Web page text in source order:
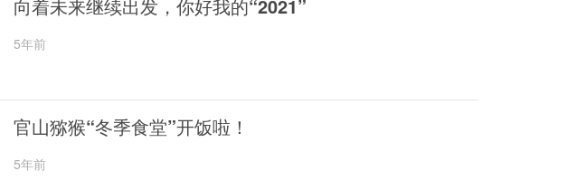
向着未来继续出发，你好我的“2021”
5年前
官山猕猴“冬季食堂”开饭啦！
5年前